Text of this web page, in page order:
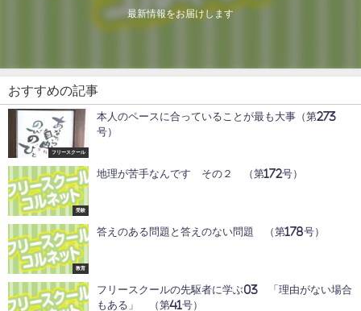
最新情報をお届けします
おすすめの記事
フリースクール
本人のペースに合っていることが最も大事（第273
号）
受験
地理が苦手なんです その２ （第172号）
教育
答えのある問題と答えのない問題 （第178号）
フリースクールの先駆者に学ぶ03 「理由がない場合
もある」 （第41号）